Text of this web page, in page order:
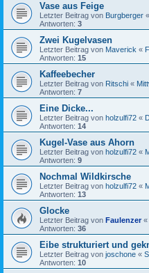
Vase aus Feige
Letzter Beitrag von Burgberger «
Antworten: 3
Zwei Kugelvasen
Letzter Beitrag von Maverick «
Antworten: 15
Kaffeebecher
Letzter Beitrag von Ritschi «
Antworten: 7
Eine Dicke...
Letzter Beitrag von holzulfi72 «
Antworten: 14
Kugel-Vase aus Ahorn
Letzter Beitrag von holzulfi72 «
Antworten: 9
Nochmal Wildkirsche
Letzter Beitrag von holzulfi72 «
Antworten: 13
Glocke
Letzter Beitrag von Faulenzer «
Antworten: 36
Eibe strukturiert und
Letzter Beitrag von joschone «
Antworten: 10